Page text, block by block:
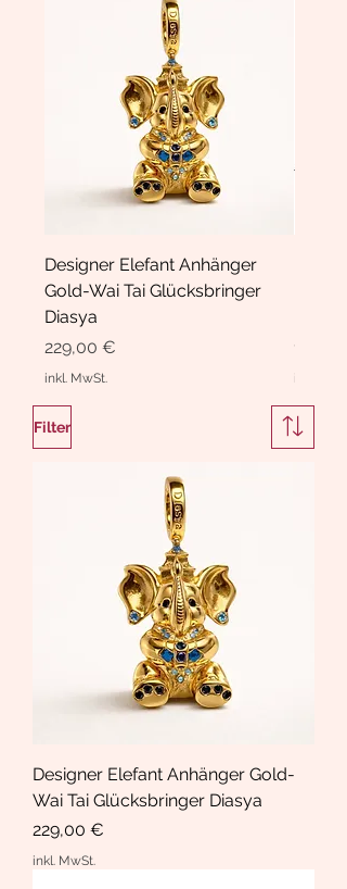
Designer Elefant Anhänger
Gold-Wai Tai Glücksbringer
Diasya
Preis
229,00 €
inkl. MwSt.
Preis
189,00
Filter
Designer Elefant Anhänger Gold-
Wai Tai Glücksbringer Diasya
Preis
229,00 €
inkl. MwSt.